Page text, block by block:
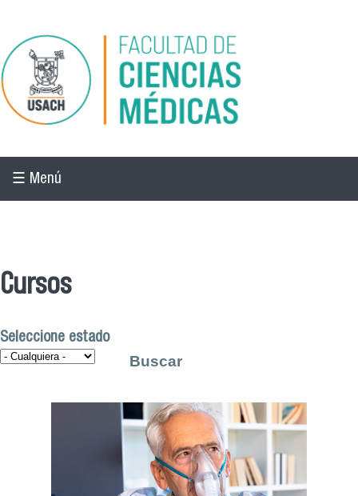
Pasar al contenido principal
☰ Menú
Cursos
Seleccione estado